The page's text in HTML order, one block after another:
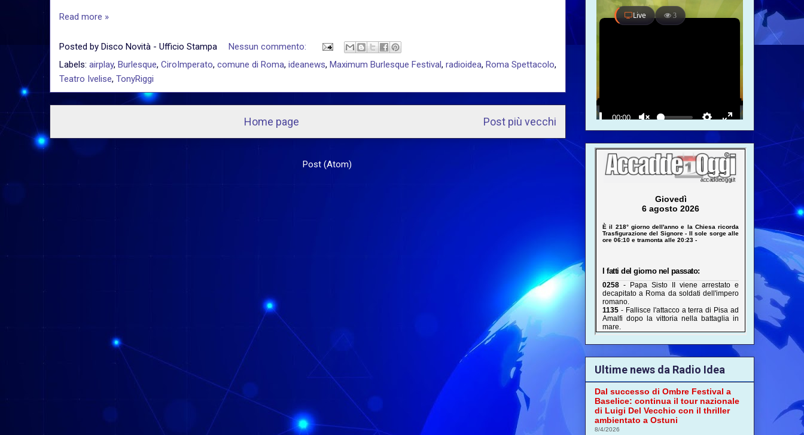
Read more »
Posted by Disco Novità - Ufficio Stampa
Nessun commento:
Labels: airplay, Burlesque, CiroImperato, comune di Roma, ideanews, Maximum Burlesque Festival, radioidea, Roma Spettacolo,
Teatro Ivelise, TonyRiggi
Post più vecchi
Home page
Post (Atom)
Ultime news da Radio Idea
Dal successo di Ombre Festival a
Baselice: continua il tour nazionale
di Luigi Del Vecchio con il thriller
ambientato a Ostuni
8/4/2026